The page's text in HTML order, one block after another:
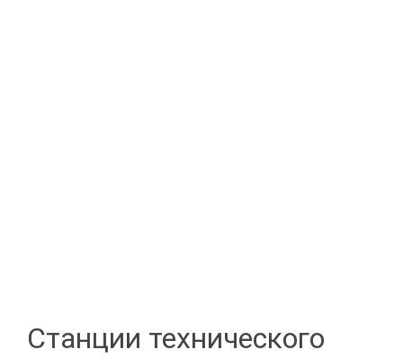
Станции технического